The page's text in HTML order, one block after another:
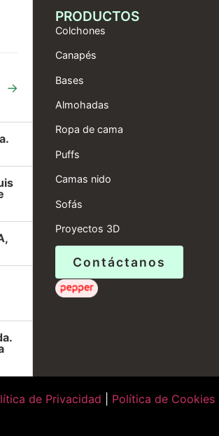
→
PRODUCTOS
Colchones
Canapés
Bases
Almohadas
Ropa de cama
Puffs
Camas nido
Sofás
Proyectos 3D
Contáctanos
de Privacidad Política de Cookies|